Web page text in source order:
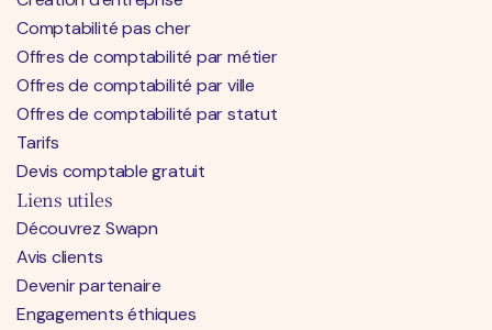
Comptabilité pas cher
Offres de comptabilité par métier
Offres de comptabilité par ville
Offres de comptabilité par statut
Tarifs
Devis comptable gratuit
Liens utiles
Découvrez Swapn
Avis clients
Devenir partenaire
Engagements éthiques